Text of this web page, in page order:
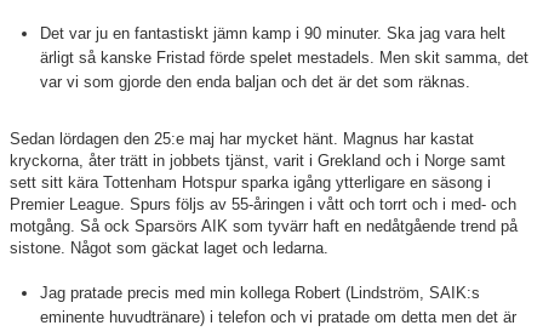
Det var ju en fantastiskt jämn kamp i 90 minuter. Ska jag vara helt
ärligt så kanske Fristad förde spelet mestadels. Men skit samma, det
var vi som gjorde den enda baljan och det är det som räknas.
Sedan lördagen den 25:e maj har mycket hänt. Magnus har kastat
kryckorna, åter trätt in jobbets tjänst, varit i Grekland och i Norge samt
sett sitt kära Tottenham Hotspur sparka igång ytterligare en säsong i
Premier League. Spurs följs av 55-åringen i vått och torrt och i med- och
motgång. Så ock Sparsörs AIK som tyvärr haft en nedåtgående trend på
sistone. Något som gäckat laget och ledarna.
Jag pratade precis med min kollega Robert (Lindström, SAIK:s
eminente huvudtränare) i telefon och vi pratade om detta men det är